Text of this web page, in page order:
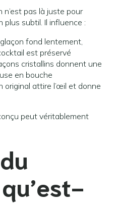
n’est pas là juste pour
plus subtil. Il influence :
fond lentement,
est préservé
cristallins donnent une
en bouche
original attire l’œil et donne
peut véritablement